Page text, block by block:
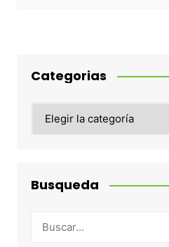
Categorias
Busqueda